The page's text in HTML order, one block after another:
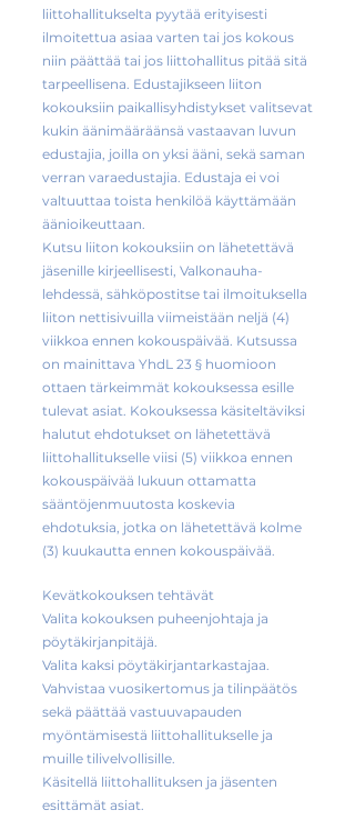
liittohallitukselta pyytää erityisesti
ilmoitettua asiaa varten tai jos kokous
niin päättää tai jos liittohallitus pitää sitä
tarpeellisena. Edustajikseen liiton
kokouksiin paikallisyhdistykset valitsevat
kukin äänimääräänsä vastaavan luvun
edustajia, joilla on yksi ääni, sekä saman
verran varaedustajia. Edustaja ei voi
valtuuttaa toista henkilöä käyttämään
äänioikeuttaan.
Kutsu liiton kokouksiin on lähetettävä
jäsenille kirjeellisesti, Valkonauha-
lehdessä, sähköpostitse tai ilmoituksella
liiton nettisivuilla viimeistään neljä (4)
viikkoa ennen kokouspäivää. Kutsussa
on mainittava YhdL 23 § huomioon
ottaen tärkeimmät kokouksessa esille
tulevat asiat. Kokouksessa käsiteltäviksi
halutut ehdotukset on lähetettävä
liittohallitukselle viisi (5) viikkoa ennen
kokouspäivää lukuun ottamatta
sääntöjenmuutosta koskevia
ehdotuksia, jotka on lähetettävä kolme
(3) kuukautta ennen kokouspäivää.
Kevätkokouksen tehtävät
Valita kokouksen puheenjohtaja ja
pöytäkirjanpitäjä.
Valita kaksi pöytäkirjantarkastajaa.
Vahvistaa vuosikertomus ja tilinpäätös
sekä päättää vastuuvapauden
myöntämisestä liittohallitukselle ja
muille tilivelvollisille.
Käsitellä liittohallituksen ja jäsenten
esittämät asiat.